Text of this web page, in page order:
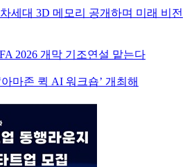
세대 3D 메모리 공개하며 미래 비전
2026 개막 기조연설 맡는다
마존 퀵 AI 워크숍’ 개최해